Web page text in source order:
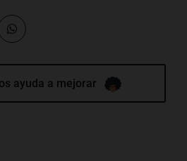
ayuda a mejorar